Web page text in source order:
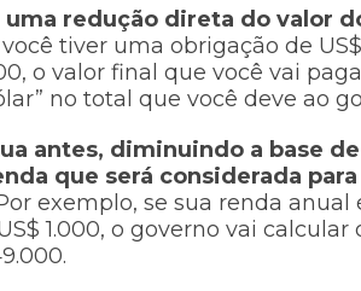
redução direta do valor
tiver uma obrigação de
o valor final que você vai
no total que você deve ao
antes, diminuindo a base
que será considerada
exemplo, se sua renda anual
1.000, o governo vai calcular